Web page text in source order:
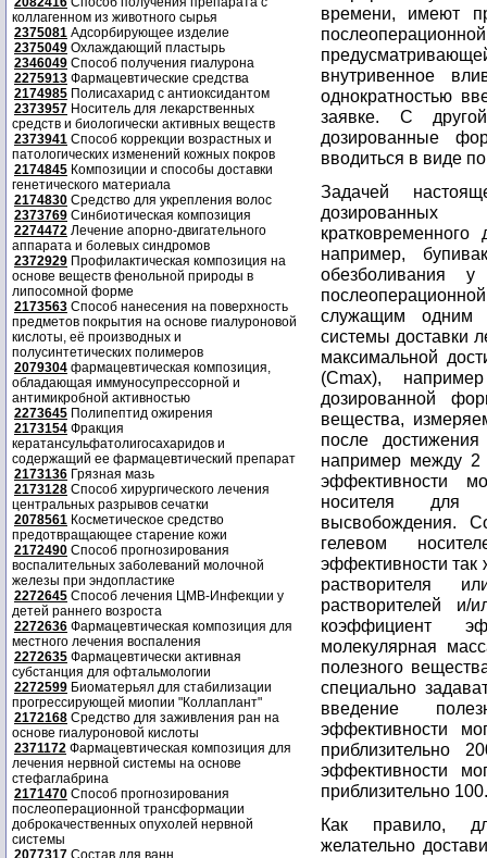
коллагенном из животного сырья
2375081 Адсорбирующее изделие
2375049 Охлаждающий пластырь
2346049 Способ получения гиалурона
2275913 Фармацевтические средства
2174985 Полисахарид с антиоксидантом
2373957 Носитель для лекарственных
средств и биологически активных веществ
2373941 Способ коррекции возрастных и
патологических изменений кожных покров
2174845 Композиции и способы доставки
генетического материала
2174830 Средство для укрепления волос
2373769 Синбиотическая композиция
2274472 Лечение апорно-двигательного
аппарата и болевых синдромов
2372929 Профилактическая композиция на
основе веществ фенольной природы в
липосомной форме
2173563 Способ нанесения на поверхность
предметов покрытия на основе гиалуроновой
кислоты, её производных и
полусинтетических полимеров
2079304 фармацевтическая композиция,
обладающая иммуносупрессорной и
антимикробной активностью
2273645 Полипептид ожирения
2173154 Фракция
кератансульфатолигосахаридов и
содержащий ее фармацевтический препарат
2173136 Грязная мазь
2173128 Способ хирургического лечения
центральных разрывов сечатки
2078561 Косметическое средство
предотвращающее старение кожи
2172490 Способ прогнозирования
воспалительных заболеваний молочной
железы при эндопластике
2272645 Способ лечения ЦМВ-Инфекции у
детей раннего возроста
2272636 Фармацевтическая композиция для
местного лечения воспаления
2272635 Фармацевтически активная
субстанция для офтальмологии
2272599 Биоматерьял для стабилизации
прогрессирующей миопии "Коллаплант"
2172168 Средство для заживления ран на
основе гиалуроновой кислоты
2371172 Фармацевтическая композиция для
лечения нервной системы на основе
стефаглабрина
2171470 Способ прогнозирования
послеоперационной трансформации
доброкачественных опухолей нервной
системы
2077317 Состав для ванн
времени, имеют
внутривенное
однократностью
заявке. С
дозированные
вводиться в виде
Задачей
например,
обезболивания
служащим одним
системы доставки
максимальной
(Cmax),
дозированной
вещества,
после
например между
эффективности
носителя для
высвобождения.
гелевом
эффективности
растворителя
растворителей
коэффициент
молекулярная
полезного
специально
введение
эффективности
приблизительно
эффективности
приблизительно 100.
Как правило,
желательно